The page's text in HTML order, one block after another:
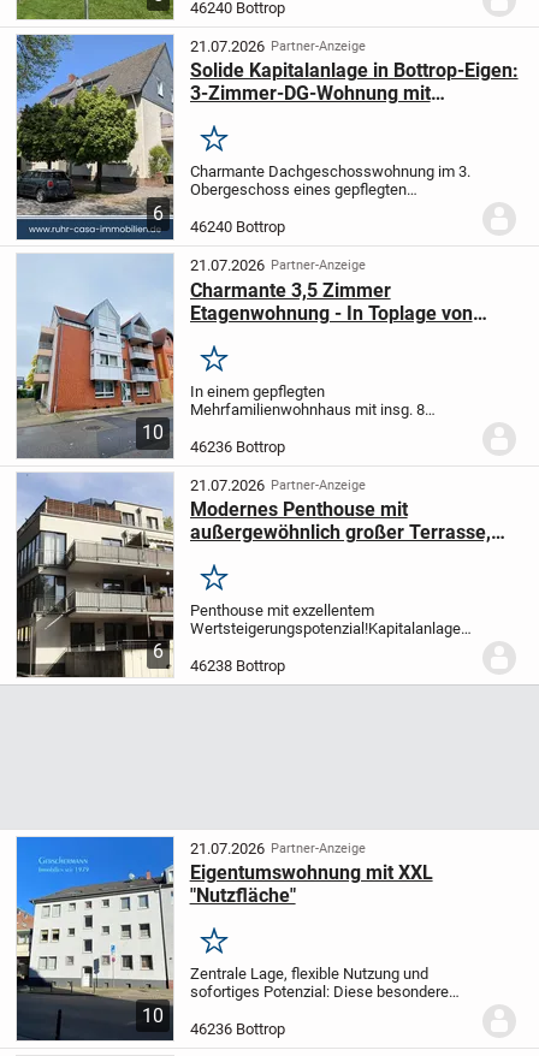
notariellen Kaufvertrags bis zum
31.12.2026 die Grunderwerbsteuer sowie
die Kosten...
46240 Bottrop
6
21.07.2026 Partner-Anzeige
Solide Kapitalanlage in Bottrop-Eigen:
3-Zimmer-DG-Wohnung mit
Merken
Charmante Dachgeschosswohnung im 3.
Obergeschoss eines gepflegten
solide Kapitalanlage.
sich auf einer Wohnfläche von 52,91 m²
und...
46240 Bottrop
10
21.07.2026 Partner-Anzeige
Charmante 3,5 Zimmer
Etagenwohnung - In Toplage von
Merken
In einem gepflegten
Mehrfamilienwohnhaus mit insg. 8
Jahr 1988 erwartet Sie diese attraktive
Geschosswohnung mit ca. 83 m²
Wohnfläche. Eine PKW Garage auf dem...
46236 Bottrop
6
21.07.2026 Partner-Anzeige
Modernes Penthouse mit
außergewöhnlich großer Terrasse,
Merken
Penthouse mit exzellentem
Wertsteigerungspotenzial!Kapitalanlage
Penthouse liegt im 2. und 3.
Obergeschoss eines Mehrfamilienhauses
46238 Bottrop
10
21.07.2026 Partner-Anzeige
Eigentumswohnung mit XXL
"Nutzfläche"
Merken
Zentrale Lage, flexible Nutzung und
sofortiges Potenzial: Diese besondere
verbindet eine bezugsfreie Wohnung mit
zwei zusätzlichen, vielseitig nutzbaren...
46236 Bottrop